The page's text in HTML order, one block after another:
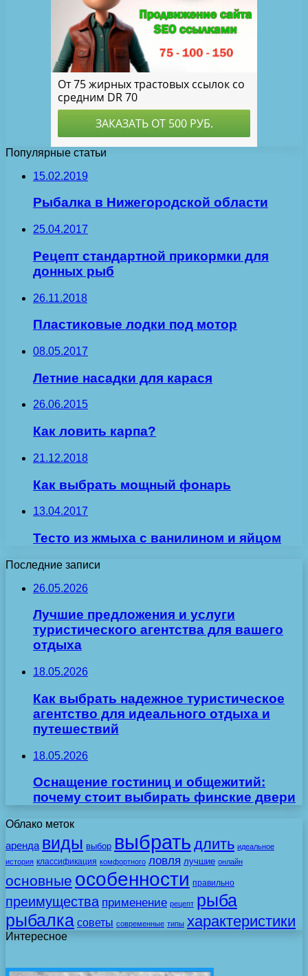
Популярные статьи
15.02.2019
Рыбалка в Нижегородской области
25.04.2017
Рецепт стандартной прикормки для
донных рыб
26.11.2018
Пластиковые лодки под мотор
08.05.2017
Летние насадки для карася
26.06.2015
Как ловить карпа?
21.12.2018
Как выбрать мощный фонарь
13.04.2017
Тесто из жмыха с ванилином и яйцом
Последние записи
26.05.2026
Лучшие предложения и услуги
туристического агентства для вашего
отдыха
18.05.2026
Как выбрать надежное туристическое
агентство для идеального отдыха и
путешествий
18.05.2026
Оснащение гостиниц и общежитий:
почему стоит выбирать финские двери
Облако меток
аренда виды выбор выбрать длить идеальное
история классификация комфортного ловля лучшие онлайн
основные особенности правильно
преимущества применение рецепт рыба
рыбалка советы современные типы характеристики
Интересное